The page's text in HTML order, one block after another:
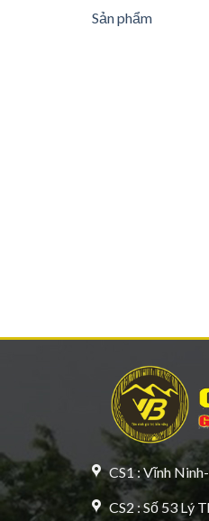
Sản phẩm
CS1 : Vĩnh
CS2 : Số 53 Lý